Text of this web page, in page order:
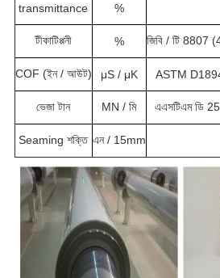
transmittance %
টীকাটিপ্পনী % জিবি / টি 8807
COF (ইন / আউট) μS / μK ASTM
ভেজা টান MN / মি এএসটিএম ডি
Seaming শক্তি এন / 15mm